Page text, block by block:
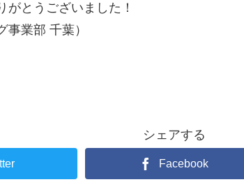
がとうございました！
事業部 千葉）
シェアする
Facebook